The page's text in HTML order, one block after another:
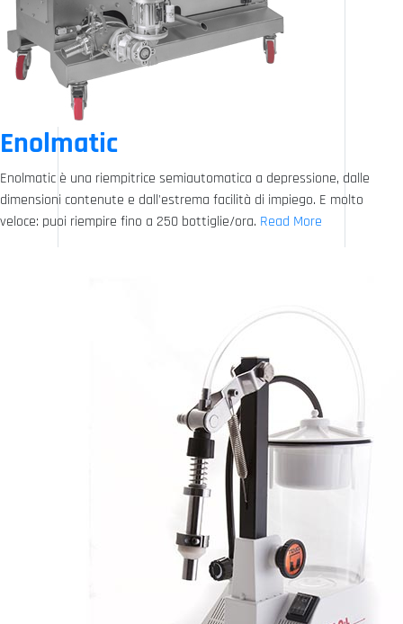
Enolmatic
Enolmatic è una riempitrice semiautomatica a depressione, dalle
dimensioni contenute e dall'estrema facilità di impiego. E molto
veloce: puoi riempire fino a 250 bottiglie/ora. Read More